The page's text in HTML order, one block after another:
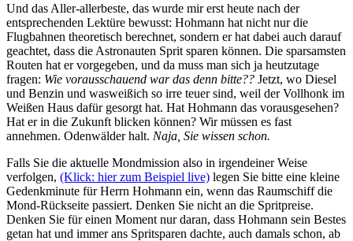
Und das Aller-allerbeste, das wurde mir erst heute nach der
entsprechenden Lektüre bewusst: Hohmann hat nicht nur die
Flugbahnen theoretisch berechnet, sondern er hat dabei auch darauf
geachtet, dass die Astronauten Sprit sparen können. Die sparsamsten
Routen hat er vorgegeben, und da muss man sich ja heutzutage
fragen: Wie vorausschauend war das denn bitte?? Jetzt, wo Diesel
und Benzin und wasweißich so irre teuer sind, weil der Vollhonk im
Weißen Haus dafür gesorgt hat. Hat Hohmann das vorausgesehen?
Hat er in die Zukunft blicken können? Wir müssen es fast
annehmen. Odenwälder halt. Naja, Sie wissen schon.
Falls Sie die aktuelle Mondmission also in irgendeiner Weise
verfolgen, (Klick: hier zum Beispiel live) legen Sie bitte eine kleine
Gedenkminute für Herrn Hohmann ein, wenn das Raumschiff die
Mond-Rückseite passiert. Denken Sie nicht an die Spritpreise.
Denken Sie für einen Moment nur daran, dass Hohmann sein Bestes
getan hat und immer ans Spritsparen dachte, auch damals schon, ab